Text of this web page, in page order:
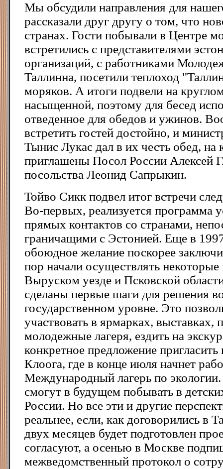
Мы обсудили направления для
рассказали друг другу о том, что
странах. Гости побывали в Центре
встретились с представителями
организаций, с работниками
Таллинна, посетили теплоход
моряков. А итоги подвели на
насыщенной, поэтому для бесед
отведенное для обедов и ужинов.
встретить гостей достойно, и
Тынис Лукас дал в их честь обед,
приглашены Посол России Алексей
посольства Леонид Сапрыкин.
Тойво Сикк подвел итог встречи
Во-первых, реализуется программа
прямых контактов со странами,
граничащими с Эстонией. Еще в
обоюдное желание поскорее
пор начали осуществлять
Выруском уезде и Псковской
сделаны первые шаги для решения
государственном уровне. Это
участвовать в ярмарках, выставках,
молодежные лагеря, ездить на
конкретное предложение пригласить
Клоога, где в конце июля начнет
Международный лагерь по экологии.
смогут в будущем побывать в
России. Но все эти и другие
реальнее, если, как договорились в
двух месяцев будет подготовлен
согласуют, а осенью в Москве
межведомственный протокол о